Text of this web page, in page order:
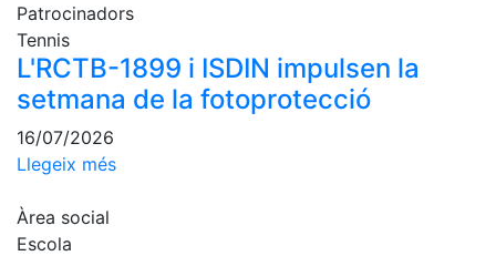
Social
Normativa
Altres esports
Àrea social
Socials
Patrocinadors
Tennis
L'RCTB-1899 i ISDIN impulsen la
setmana de la fotoprotecció
16/07/2026
Llegeix més
Àrea social
Escola